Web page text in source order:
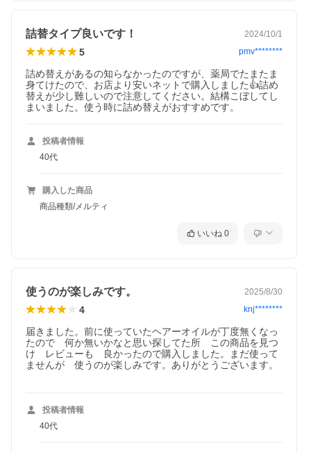
詰替タイプ良いです！ 2024/10/1
5 pmv********
詰め替えがあるの知らなかったのですが、薬局でたまたま
身てけたので、お店より安いネットで購入しました👍詰め
替えが少し難しいので注意してください。結構こぼしてし
まいました。使う時に詰め替えがおすすめです。
投稿者情報
40代
購入した商品
商品種類/メルティ
いいね 0
使うのが楽しみです。 2025/8/30
4 knj********
届きました。前に使っていたヘアーオイルが丁度無くなっ
たので　何か無いかなと思い探してた所　この商品を見つ
け　レビューも　良かったので購入しました。まだ使って
ませんが　使うのが楽しみです。ありがとうございます。
投稿者情報
40代